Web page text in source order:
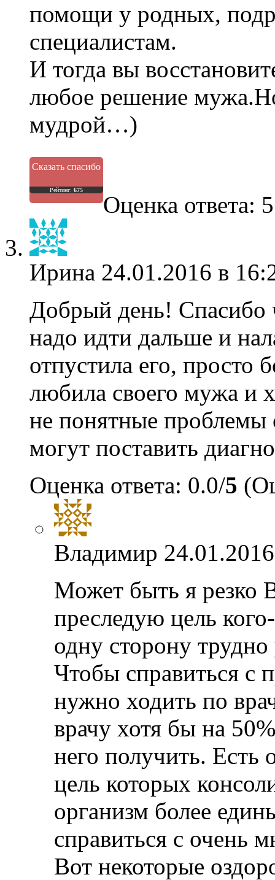
помощи у родных,
специалистам.
И тогда вы
любое решение
мудрой…)
Сказать спасибо
Рейтинг: 675
Оценка ответа:
Ирина 24.01.2016 в
Добрый день! Спасибо
надо идти дальше и
отпустила его, просто
любила своего мужа и
не понятные проблемы
могут поставить
Оценка ответа: 0.0/5
Владимир
Может быть я резко
преследую цель
одну сторону трудно
Чтобы справиться с
нужно ходить по
врачу хотя бы на
него получить. Есть
цель которых
организм более
справиться с очень
Вот некоторые